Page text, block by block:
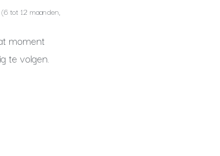
tot 12 maanden,
moment
te volgen.